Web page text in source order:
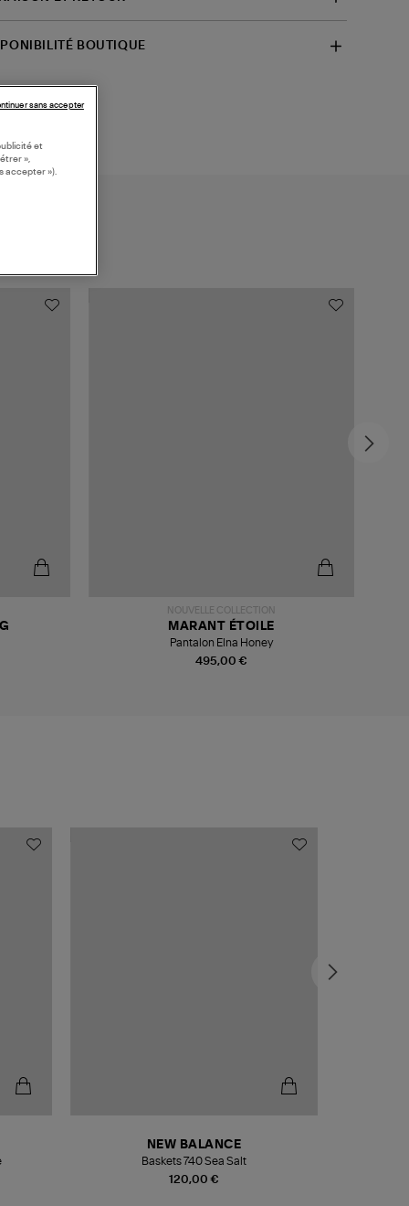
BOUTIQUE
NOUVELLE COLLECTION
495,00 €
MARANT ÉTOILE
Pantalon Elna Honey
120,00 €
NEW BALANCE
Baskets 740 Sea Salt
et
»,
accepter »).
sans accepter